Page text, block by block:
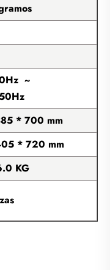
~
* 700 mm
* 720 mm
KG